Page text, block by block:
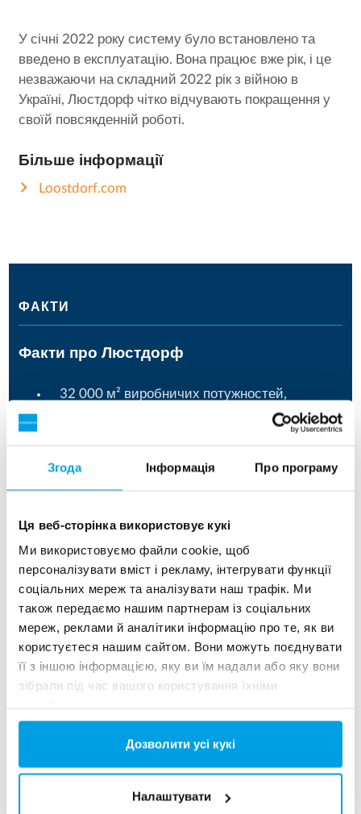
Згода Інформація Про програму
Ця веб-сторінка використовує кукі
Ми використовуємо файли cookie, щоб
персоналізувати вміст і рекламу, інтегрувати функції
соціальних мереж та аналізувати наш трафік. Ми
також передаємо нашим партнерам із соціальних
мереж, реклами й аналітики інформацію про те, як ви
користуєтеся нашим сайтом. Вони можуть поєднувати
її з іншою інформацією, яку ви їм надали або яку вони
зібрали під час вашого користування їхніми
Дозволити усі кукі
Налаштувати
У січні 2022 року систему було встановлено та
введено в експлуатацію. Вона працює вже рік, і це
незважаючи на складний 2022 рік з війною в
Україні, Люстдорф чітко відчувають покращення у
своїй повсякденній роботі.
Більше інформації
Loostdorf.com
ФАКТИ
Факти про Люстдорф
32 000 м² виробничих потужностей,
розташованих у місті Іллінці Вінницької
Найбільший виробник UHT
Продукція в межах категорій: Молоко, молоко
для дітей, сметана, вершки, масло, молочні
коктейлі, кефір, ряжанка, питні йогурти,
вершки, напої на рослинній основі, густі
йогурти.
Погляд на систему водопідготовки
Люстдорф
шлях води з підземних свердловин
Люстдорф через процес водопідготовки до
виробництва, де потрібна вода різної якості.